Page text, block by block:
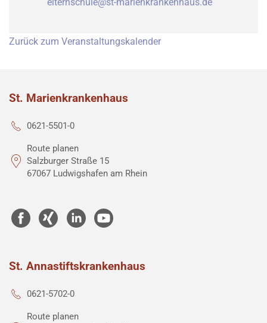
Zurück zum Veranstaltungskalender
St. Marienkrankenhaus
0621-5501-0
Route planen
Salzburger Straße 15
67067 Ludwigshafen am Rhein
St. Annastiftskrankenhaus
0621-5702-0
Route planen